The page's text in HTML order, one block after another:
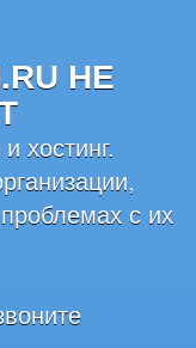
НЕ
хостинг.
с их